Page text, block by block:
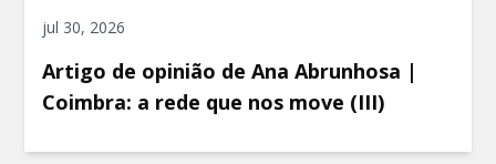
jul 30, 2026
Artigo de opinião de Ana Abrunhosa |
Coimbra: a rede que nos move (III)